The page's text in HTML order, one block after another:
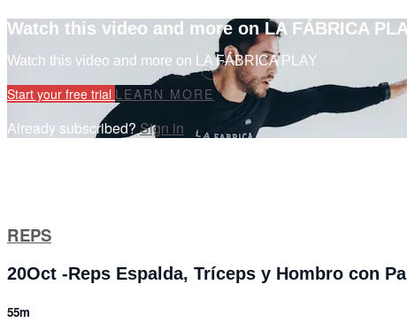
Watch this video and more on LA FÁBRICA
Watch this video and more on LA FÁBRICA PLAY
Start your free trial LEARN MORE
Already subscribed?Sign in
REPS
20Oct -Reps Espalda, Tríceps y Hombro con
55m